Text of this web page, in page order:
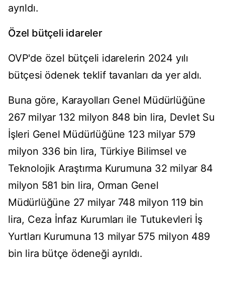
ayrıldı.
Özel bütçeli idareler
OVP'de özel bütçeli idarelerin 2024 yılı
bütçesi ödenek teklif tavanları da yer aldı.
Buna göre, Karayolları Genel Müdürlüğüne
267 milyar 132 milyon 848 bin lira, Devlet Su
İşleri Genel Müdürlüğüne 123 milyar 579
milyon 336 bin lira, Türkiye Bilimsel ve
Teknolojik Araştırma Kurumuna 32 milyar 84
milyon 581 bin lira, Orman Genel
Müdürlüğüne 27 milyar 748 milyon 119 bin
lira, Ceza İnfaz Kurumları ile Tutukevleri İş
Yurtları Kurumuna 13 milyar 575 milyon 489
bin lira bütçe ödeneği ayrıldı.